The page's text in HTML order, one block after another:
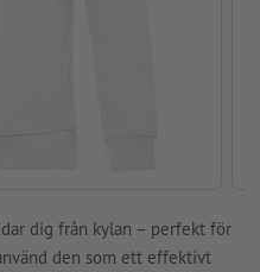
dig från kylan – perfekt för
den som ett effektivt